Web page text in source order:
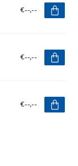
€--,--
€--,--
€--,--